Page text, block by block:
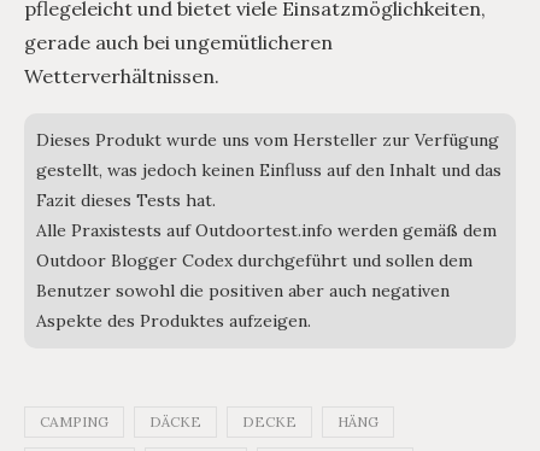
pflegeleicht und bietet viele Einsatzmöglichkeiten,
gerade auch bei ungemütlicheren
Wetterverhältnissen.
Dieses Produkt wurde uns vom Hersteller zur Verfügung
gestellt, was jedoch keinen Einfluss auf den Inhalt und das
Fazit dieses Tests hat.
Alle Praxistests auf Outdoortest.info werden gemäß dem
Outdoor Blogger Codex durchgeführt und sollen dem
Benutzer sowohl die positiven aber auch negativen
Aspekte des Produktes aufzeigen.
CAMPING DÄCKE DECKE HÄNG